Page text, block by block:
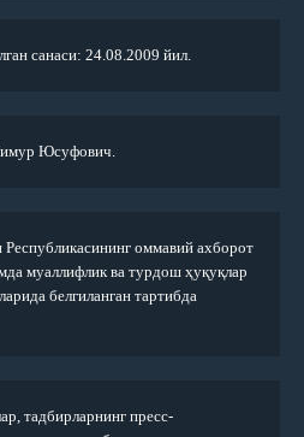
санаси: 24.08.2009 йил.
Юсуфович.
Республикасининг оммавий ахборот
муаллифлик ва турдош ҳуқуқлар
белгиланган тартибда
тадбирларнинг пресс-